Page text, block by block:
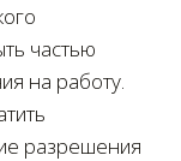
частью
на работу.
разрешения